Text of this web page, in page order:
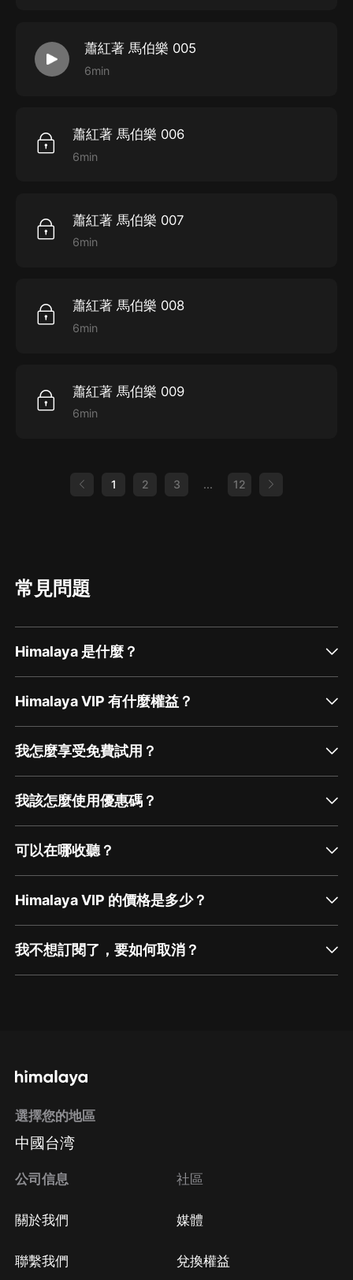
蕭紅著 馬伯樂 005
6min
蕭紅著 馬伯樂 006
6min
蕭紅著 馬伯樂 007
6min
蕭紅著 馬伯樂 008
6min
蕭紅著 馬伯樂 009
6min
1 2 3 ... 12
常見問題
Himalaya 是什麼？
Himalaya VIP 有什麼權益？
我怎麼享受免費試用？
我該怎麼使用優惠碼？
可以在哪收聽？
Himalaya VIP 的價格是多少？
我不想訂閱了，要如何取消？
方法 Google Play取消訂閱方法
選擇您的地區
中國台湾
公司信息
關於我們
聯繫我們
社區
媒體
兌換權益